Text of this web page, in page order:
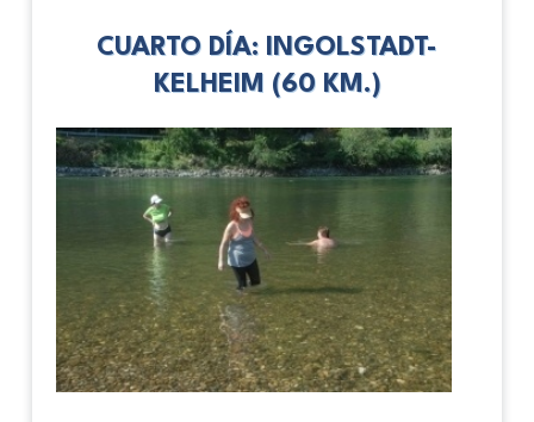
CUARTO DÍA: INGOLSTADT-
KELHEIM (60 KM.)